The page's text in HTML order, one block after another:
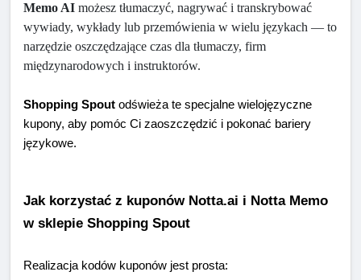
Memo AI możesz tłumaczyć, nagrywać i transkrybować
wywiady, wykłady lub przemówienia w wielu językach — to
narzędzie oszczędzające czas dla tłumaczy, firm
międzynarodowych i instruktorów.
Shopping Spout odświeża te specjalne wielojęzyczne
kupony, aby pomóc Ci zaoszczędzić i pokonać bariery
językowe.
Jak korzystać z kuponów Notta.ai i Notta Memo
w sklepie Shopping Spout
Realizacja kodów kuponów jest prosta: